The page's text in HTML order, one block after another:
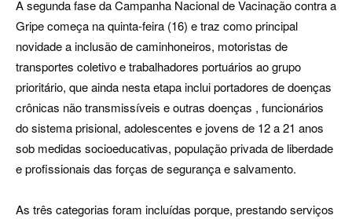
A segunda fase da Campanha Nacional de Vacinação contra a
Gripe começa na quinta-feira (16) e traz como principal
novidade a inclusão de caminhoneiros, motoristas de
transportes coletivo e trabalhadores portuários ao grupo
prioritário, que ainda nesta etapa inclui portadores de doenças
crônicas não transmissíveis e outras doenças , funcionários
do sistema prisional, adolescentes e jovens de 12 a 21 anos
sob medidas socioeducativas, população privada de liberdade
e profissionais das forças de segurança e salvamento.
As três categorias foram incluídas porque, prestando serviços